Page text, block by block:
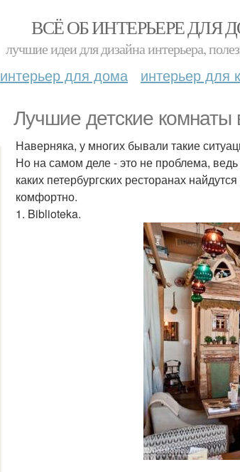
ВСЁ ОБ ИНТЕРЬЕРЕ ДЛЯ
лучшие идеи для дизайна интерьера,
интерьер для дома интерьер для
Лучшие детские комнаты
Наверняка, у многих бывали такие
Но на самом деле - это не проблема,
каких петербургских ресторанах
комфортно.
1. Biblioteka.